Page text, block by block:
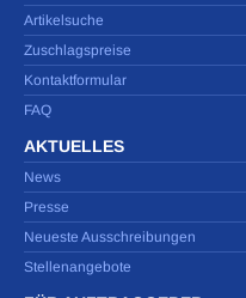
Artikelsuche
Zuschlagspreise
Kontaktformular
FAQ
AKTUELLES
News
Presse
Neueste Ausschreibungen
Stellenangebote